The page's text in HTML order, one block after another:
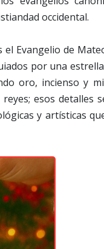
occidental.
Evangelio de
por una
oro, incienso y
esos detalles
y artísticas